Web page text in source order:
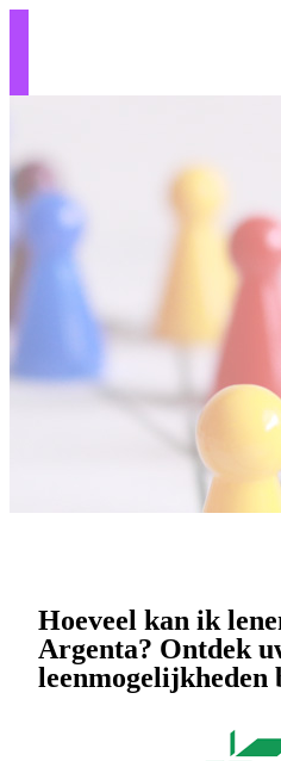
Hoeveel kan ik
Argenta? Ontdek
leenmogelijkheden